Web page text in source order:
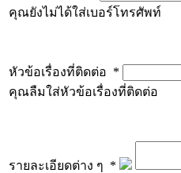
คุณยังไม่ได้ใส่เบอร์โทรศัพท์
หัวข้อเรื่องที่ติดต่อ *
คุณลืมใส่หัวข้อเรื่องที่ติดต่อ
รายละเอียดต่าง ๆ *